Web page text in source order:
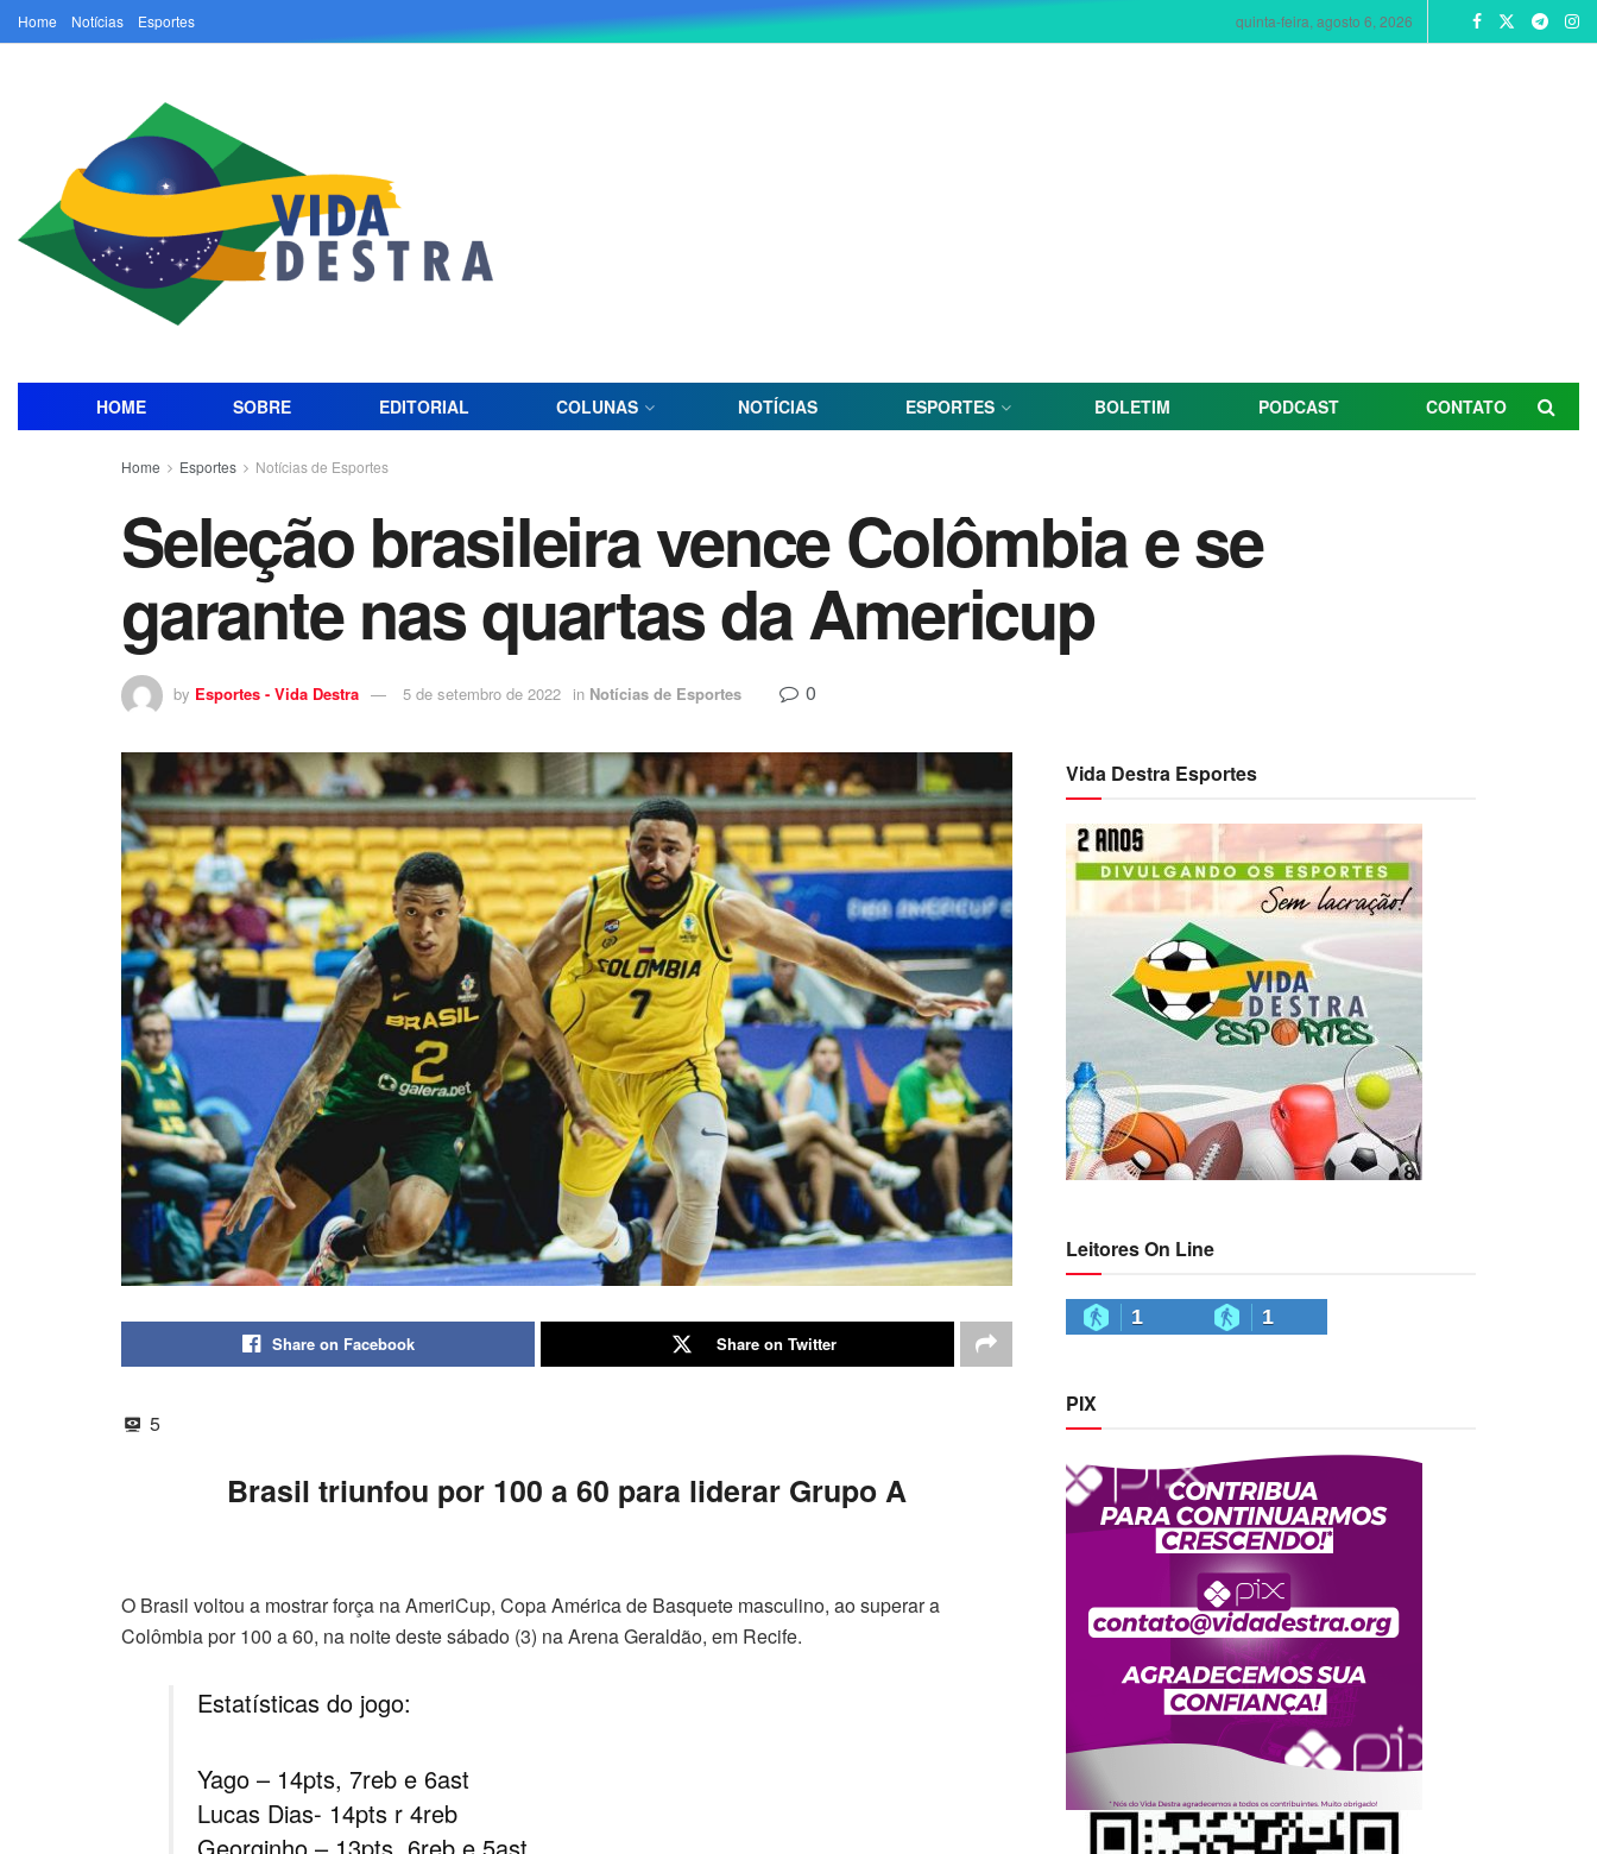
Home Notícias Esportes quinta-feira, agosto 6, 2026
HOME SOBRE EDITORIAL COLUNAS NOTÍCIAS ESPORTES BOLETIM PODCAST CONTATO
Home Esportes Notícias de Esportes
Seleção brasileira vence Colômbia e se
garante nas quartas da Americup
by Esportes - Vida Destra 5 de setembro de 2022 in Notícias de Esportes 0
Share on Facebook Share on Twitter
5
Brasil triunfou por 100 a 60 para liderar Grupo A
O Brasil voltou a mostrar força na AmeriCup, Copa América de Basquete masculino, ao superar a
Colômbia por 100 a 60, na noite deste sábado (3) na Arena Geraldão, em Recife.
Estatísticas do jogo:
Yago – 14pts, 7reb e 6ast
Lucas Dias- 14pts r 4reb
Vida Destra Esportes
Leitores On Line
1 1
PIX